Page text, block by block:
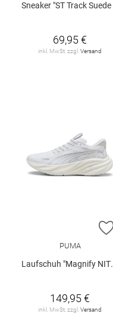
Sneaker "ST Track Suede W"
69,95 €
inkl. MwSt. zzgl.Versand
PUMA
Laufschuh "Magnify NITRO™ 3 W"
149,95 €
inkl. MwSt. zzgl.Versand